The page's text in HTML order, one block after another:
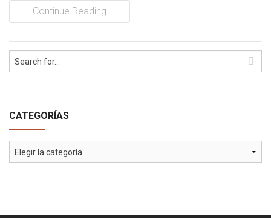
Continue Reading
CATEGORÍAS
Categorías